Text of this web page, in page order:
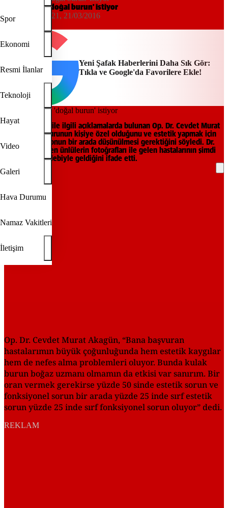
Spor
Ekonomi
Resmi İlanlar
Teknoloji
Hayat
Video
Galeri
Hava Durumu
Namaz Vakitleri
İletişim
Artık herkes 'doğal burun' istiyor
Yeni Şafak
10:21, 21/03/2016
IHA
Yeni Şafak Haberlerini Daha Sık Gör:
Tıkla ve Google'da Favorilere Ekle!
Burun estetiği ile ilgili açıklamalarda bulunan Op. Dr. Cevdet Murat
Akagün, her burunun kişiye özel olduğunu ve estetik yapmak için
birçok fonksiyonun bir arada düşünülmesi gerektiğini söyledi. Dr.
Akagün, eskiden ünlülerin fotoğrafları ile gelen hastalarının şimdi
doğal burun talebiyle geldiğini ifade etti.
Op. Dr. Cevdet Murat Akagün, “Bana başvuran
hastalarımın büyük çoğunluğunda hem estetik kaygılar
hem de nefes alma problemleri oluyor. Bunda kulak
burun boğaz uzmanı olmamın da etkisi var sanırım. Bir
oran vermek gerekirse yüzde 50 sinde estetik sorun ve
fonksiyonel sorun bir arada yüzde 25 inde sırf estetik
sorun yüzde 25 inde sırf fonksiyonel sorun oluyor” dedi.
REKLAM